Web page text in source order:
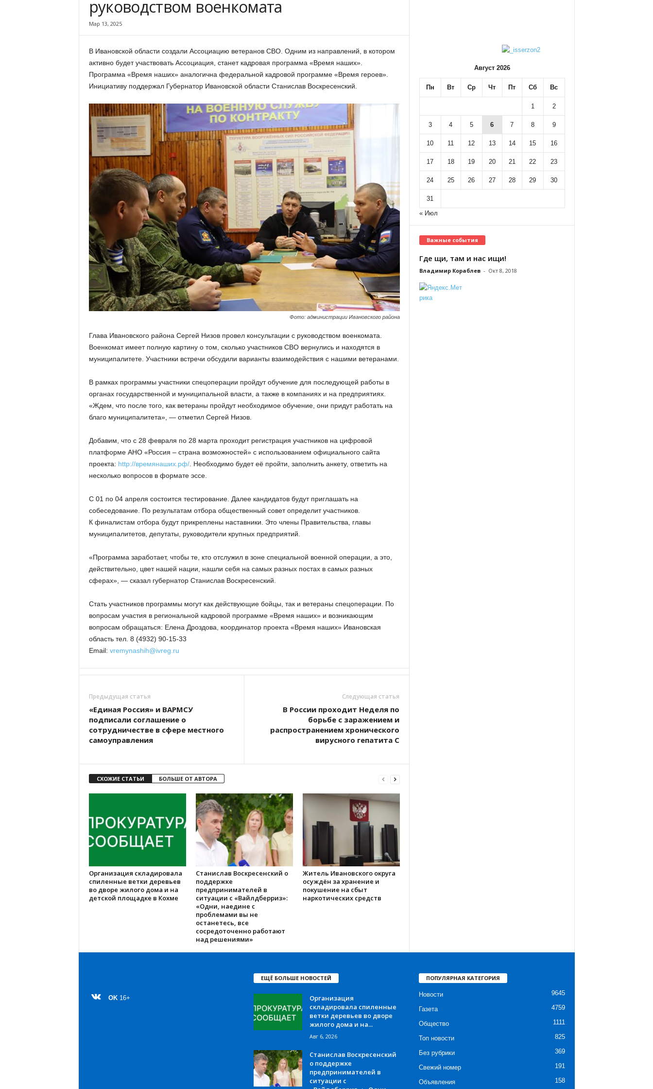
,
руководством военкомата
Мар 13, 2025
В Ивановской области создали Ассоциацию ветеранов СВО. Одним из направлений, в котором
активно будет участвовать Ассоциация, станет кадровая программа «Время наших».
Программа «Время наших» аналогична федеральной кадровой программе «Время героев».
Инициативу поддержал Губернатор Ивановской области Станислав Воскресенский.
Фото: администрации Ивановского района
Глава Ивановского района Сергей Низов провел консультации с руководством военкомата.
Военкомат имеет полную картину о том, сколько участников СВО вернулись и находятся в
муниципалитете. Участники встречи обсудили варианты взаимодействия с нашими ветеранами.
В рамках программы участники спецоперации пройдут обучение для последующей работы в
органах государственной и муниципальной власти, а также в компаниях и на предприятиях.
«Ждем, что после того, как ветераны пройдут необходимое обучение, они придут работать на
благо муниципалитета», — отметил Сергей Низов.
Добавим, что с 28 февраля по 28 марта проходит регистрация участников на цифровой
платформе АНО «Россия – страна возможностей» с использованием официального сайта
проекта: http://времянаших.рф/. Необходимо будет её пройти, заполнить анкету, ответить на
несколько вопросов в формате эссе.
С 01 по 04 апреля состоится тестирование. Далее кандидатов будут приглашать на
собеседование. По результатам отбора общественный совет определит участников.
К финалистам отбора будут прикреплены наставники. Это члены Правительства, главы
муниципалитетов, депутаты, руководители крупных предприятий.
«Программа заработает, чтобы те, кто отслужил в зоне специальной военной операции, а это,
действительно, цвет нашей нации, нашли себя на самых разных постах в самых разных
сферах», — сказал губернатор Станислав Воскресенский.
️Стать участников программы могут как действующие бойцы, так и ветераны спецоперации. По
вопросам участия в региональной кадровой программе «Время наших» и возникающим
вопросам обращаться: Елена Дроздова, координатор проекта «Время наших» Ивановская
область тел. 8 (4932) 90-15-33
Email: vremynashih@ivreg.ru
Предыдущая статья
«Единая Россия» и ВАРМСУ
подписали соглашение о
сотрудничестве в сфере местного
самоуправления
Следующая статья
В России проходит Неделя по
борьбе с заражением и
распространением хронического
вирусного гепатита С
СХОЖИЕ СТАТЬИ БОЛЬШЕ ОТ АВТОРА
Организация складировала
спиленные ветки деревьев
во дворе жилого дома и на
детской площадке в Кохме
Станислав Воскресенский о
поддержке
предпринимателей в
ситуации с «Вайлдберриз»:
«Одни, наедине с
проблемами вы не
останетесь, все
сосредоточенно работают
над решениями»
Житель Ивановского округа
осуждён за хранение и
покушение на сбыт
наркотических средств
Август 2026
Пн Вт Ср Чт Пт Сб Вс
1 2
3 4 5 6 7 8 9
10 11 12 13 14 15 16
17 18 19 20 21 22 23
24 25 26 27 28 29 30
31
« Июл
Важные события
Где щи, там и нас ищи!
Владимир Кораблев - Окт 8, 2018
OK 16+
ЕЩЁ БОЛЬШЕ НОВОСТЕЙ
Организация
складировала спиленные
ветки деревьев во дворе
жилого дома и на...
Авг 6, 2026
Станислав Воскресенский
о поддержке
предпринимателей в
ситуации с
ПОПУЛЯРНАЯ КАТЕГОРИЯ
Новости 9645
Газета 4759
Общество 1111
Топ новости 825
Без рубрики 369
Свежий номер 191
Объявления 158